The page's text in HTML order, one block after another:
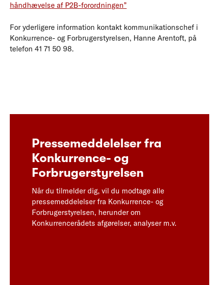
håndhævelse af P2B-forordningen”
For yderligere information kontakt kommunikationschef i
Konkurrence- og Forbrugerstyrelsen, Hanne Arentoft, på
telefon 41 71 50 98.
Pressemeddelelser fra
Konkurrence- og
Forbrugerstyrelsen
Når du tilmelder dig, vil du modtage alle
pressemeddelelser fra Konkurrence- og
Forbrugerstyrelsen, herunder om
Konkurrencerådets afgørelser, analyser m.v.